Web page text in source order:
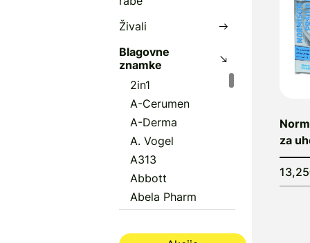
Živali
Blagovne
znamke
2in1
A-Cerumen
A-Derma
A. Vogel
A313
Abbott
Abela Pharm
Aboca
za